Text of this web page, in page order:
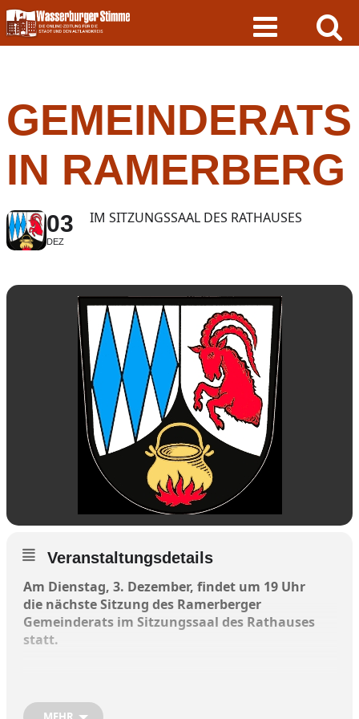
Skip
to
content
IN RAMERBERG
03
DEZ
IM SITZUNGSSAAL DES RATHAUSES
Veranstaltungsdetails
Am Dienstag, 3. Dezember, findet um 19 Uhr
die nächste Sitzung des Ramerberger
Gemeinderats im Sitzungssaal des Rathauses
statt.